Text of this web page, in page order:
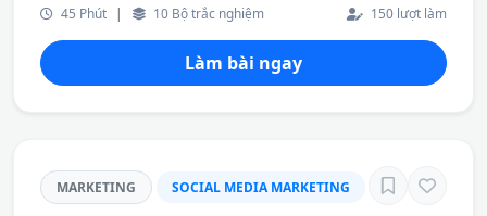
45 Phút | 10 Bộ trắc nghiệm 150 lượt làm
Làm bài ngay
MARKETING SOCIAL MEDIA MARKETING